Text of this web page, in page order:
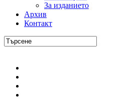
За изданието
Архив
Контакт